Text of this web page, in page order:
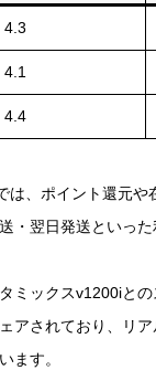
4.3
4.1
4.4
は、ポイント還元や
・翌日発送といっ
ミックスv1200iと
アされており、リ
ます。